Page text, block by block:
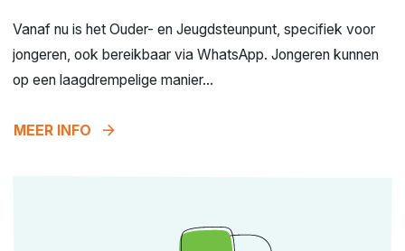
Vanaf nu is het Ouder- en Jeugdsteunpunt, specifiek voor
jongeren, ook bereikbaar via WhatsApp. Jongeren kunnen
op een laagdrempelige manier...
MEER INFO arrow_forward